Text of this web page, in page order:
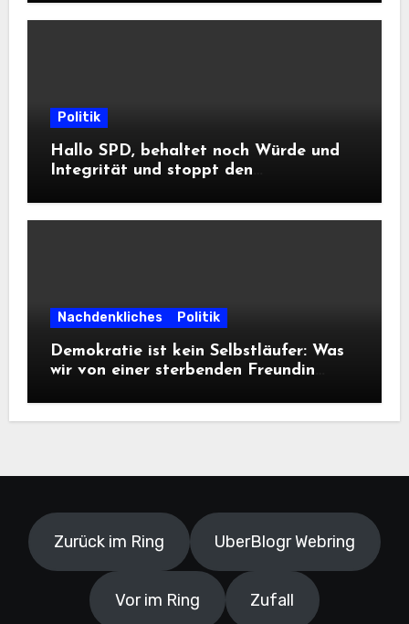
Politik
Hallo SPD, behaltet noch Würde und
Integrität und stoppt den
Informationsfreiheit!
Nachdenkliches Politik
Demokratie ist kein Selbstläufer: Was
wir von einer sterbenden Freundin
Zurück im Ring UberBlogr Webring
Vor im Ring Zufall